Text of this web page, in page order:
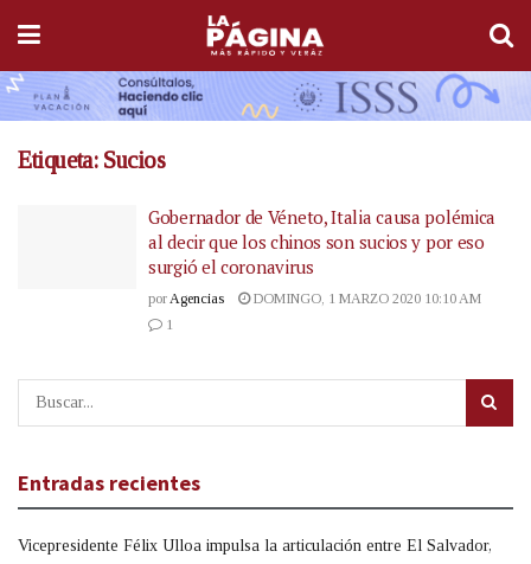
Etiqueta: Sucios
Gobernador de Véneto, Italia causa polémica
al decir que los chinos son sucios y por eso
surgió el coronavirus
por Agencias
DOMINGO, 1 MARZO 2020 10:10 AM
1
Entradas recientes
Vicepresidente Félix Ulloa impulsa la articulación entre El Salvador,